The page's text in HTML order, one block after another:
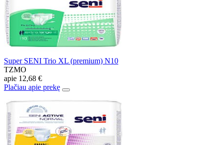
Super SENI Trio XL (premium) N10
TZMO
apie 12,68 €
Plačiau apie prekę